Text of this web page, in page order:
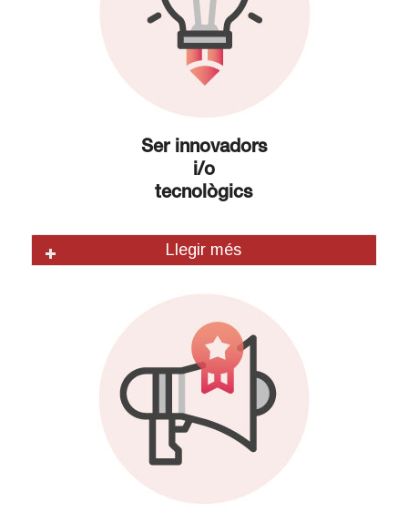
Ser innovadors
i/o
tecnològics
Llegir més